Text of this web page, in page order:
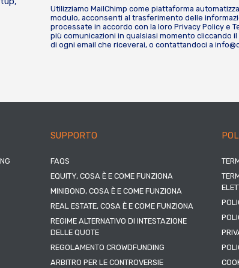
Utilizziamo MailChimp come piattaforma
modulo, acconsenti al trasferimento delle
processate in accordo con la loro Privacy Policy e
più comunicazioni in qualsiasi momento cliccando
di ogni email che riceverai, o contattandoci a
SUPPORTO
FAQS
EQUITY, COSA È E COME FUNZIONA
MINIBOND, COSA È E COME FUNZIONA
REAL ESTATE, COSA È E COME FUNZIONA
REGIME ALTERNATIVO DI INTESTAZIONE
DELLE QUOTE
REGOLAMENTO CROWDFUNDING
ARBITRO PER LE CONTROVERSIE